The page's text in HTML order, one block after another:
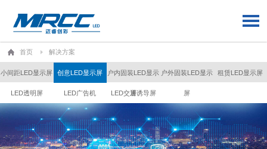
首页 解决方案
小间距LED显示屏 创意LED显示屏 户内固装LED显示
屏
户外固装LED显示
屏
租赁LED显示屏
LED透明屏 LED广告机 LED交通诱导屏